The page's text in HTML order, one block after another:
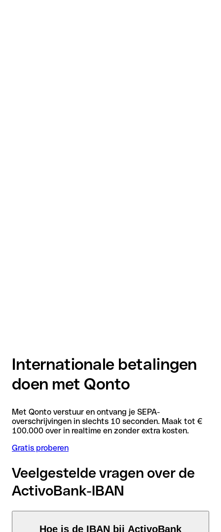
Internationale betalingen
doen met Qonto
Met Qonto verstuur en ontvang je SEPA-
overschrijvingen in slechts 10 seconden. Maak tot €
100.000 over in realtime en zonder extra kosten.
Gratis proberen
Veelgestelde vragen over de
ActivoBank-IBAN
Hoe is de IBAN bij ActivoBank